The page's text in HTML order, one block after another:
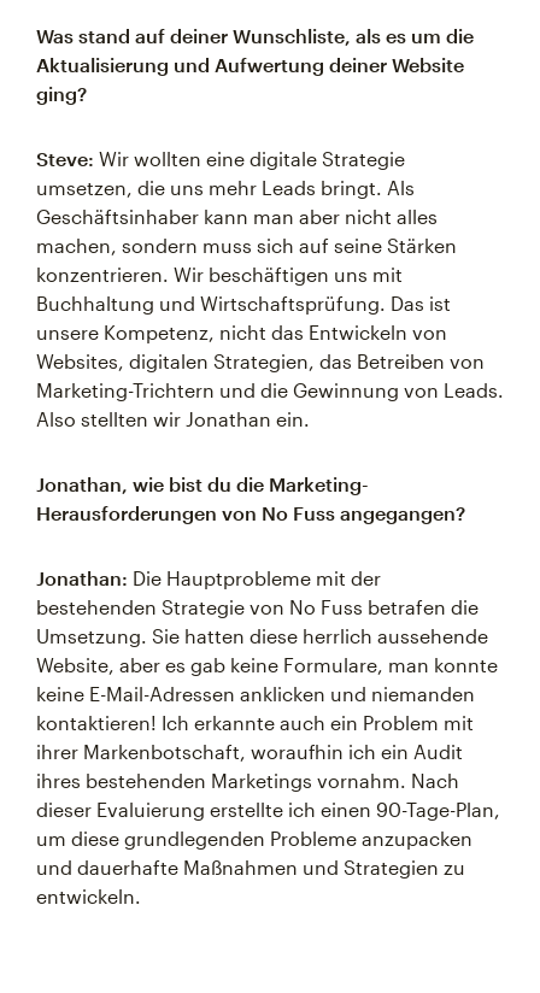
Was stand auf deiner Wunschliste, als es um die
Aktualisierung und Aufwertung deiner Website
ging?
Steve: Wir wollten eine digitale Strategie
umsetzen, die uns mehr Leads bringt. Als
Geschäftsinhaber kann man aber nicht alles
machen, sondern muss sich auf seine Stärken
konzentrieren. Wir beschäftigen uns mit
Buchhaltung und Wirtschaftsprüfung. Das ist
unsere Kompetenz, nicht das Entwickeln von
Websites, digitalen Strategien, das Betreiben von
Marketing-Trichtern und die Gewinnung von Leads.
Also stellten wir Jonathan ein.
Jonathan, wie bist du die Marketing-
Herausforderungen von No Fuss angegangen?
Jonathan: Die Hauptprobleme mit der
bestehenden Strategie von No Fuss betrafen die
Umsetzung. Sie hatten diese herrlich aussehende
Website, aber es gab keine Formulare, man konnte
keine E-Mail-Adressen anklicken und niemanden
kontaktieren! Ich erkannte auch ein Problem mit
ihrer Markenbotschaft, woraufhin ich ein Audit
ihres bestehenden Marketings vornahm. Nach
dieser Evaluierung erstellte ich einen 90-Tage-Plan,
um diese grundlegenden Probleme anzupacken
und dauerhafte Maßnahmen und Strategien zu
entwickeln.